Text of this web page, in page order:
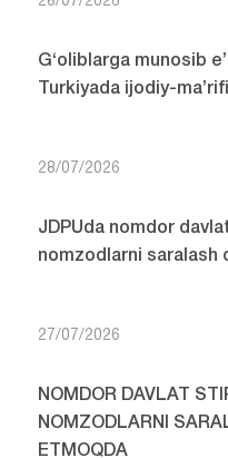
G‘oliblarga munosib
Turkiyada ijodiy-
28/07/2026
JDPUda nomdor
nomzodlarni saralash
27/07/2026
NOMDOR DAVLAT
NOMZODLARNI
ETMOQDA